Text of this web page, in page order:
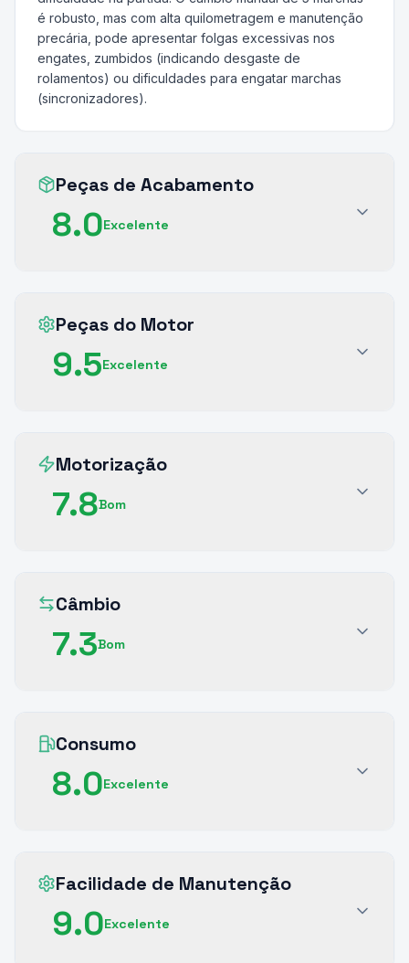
é robusto, mas com alta quilometragem e manutenção
precária, pode apresentar folgas excessivas nos
engates, zumbidos (indicando desgaste de
rolamentos) ou dificuldades para engatar marchas
(sincronizadores).
Peças de Acabamento
8.0Excelente
Peças do Motor
9.5Excelente
Motorização
7.8Bom
Câmbio
7.3Bom
Consumo
8.0Excelente
Facilidade de Manutenção
9.0Excelente